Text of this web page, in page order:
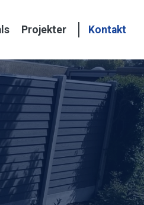
Projekter Kontakt